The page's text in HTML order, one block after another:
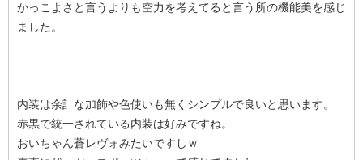
かっこよさと言うよりも空力を考えてると言う所の機能美を感じ
ました。
内装は余計な加飾や色使いも無くシンプルで良いと思います。
赤黒で統一されている内装は好みですね。
おいちゃん蒼レヴォみたいですしｗ